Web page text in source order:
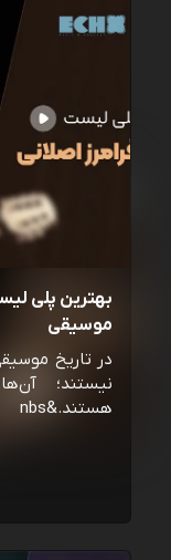
بهترین پلی
موسیقی
در تاریخ
نیستند؛
هستند.&nbs